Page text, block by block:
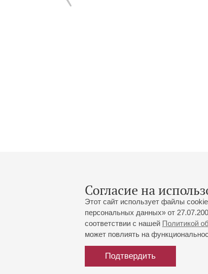
Согласие на
Этот сайт использует файлы
персональных данных» от
соответствии с нашей Политикой
может повлиять на
Подтвердить
Большой зал:
191186, Санкт-
Малый зал:
191011, Санкт-